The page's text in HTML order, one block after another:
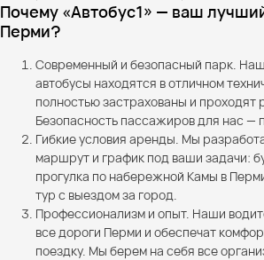
Почему «Автобус1» — ваш
Перми?
Современный и безопасный парк.
автобусы находятся в отличном
полностью застрахованы и проходят
Безопасность пассажиров для нас —
Гибкие условия аренды. Мы
маршрут и график под ваши задачи:
прогулка по набережной Камы в
тур с выездом за город.
Профессионализм и опыт. Наши
все дороги Перми и обеспечат
поездку. Мы берем на себя все